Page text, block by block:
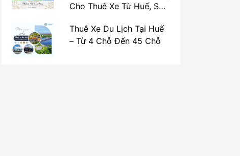
Cho Thuê Xe Từ Huế, Sân
La Vang
Thuê Xe Du Lịch Tại Huế
– Từ 4 Chỗ Đến 45 Chỗ